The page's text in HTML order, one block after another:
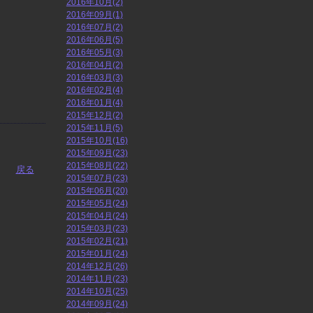
戻る
2016年09月(1)
2016年07月(2)
2016年06月(5)
2016年05月(3)
2016年04月(2)
2016年03月(3)
2016年02月(4)
2016年01月(4)
2015年12月(2)
2015年11月(5)
2015年10月(16)
2015年09月(23)
2015年08月(22)
2015年07月(23)
2015年06月(20)
2015年05月(24)
2015年04月(24)
2015年03月(23)
2015年02月(21)
2015年01月(24)
2014年12月(26)
2014年11月(23)
2014年10月(25)
2014年09月(24)